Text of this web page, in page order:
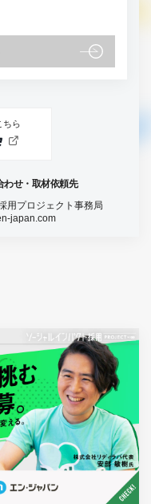
ちら
わせ・取材依頼先
用プロジェクト事務局
japan.com